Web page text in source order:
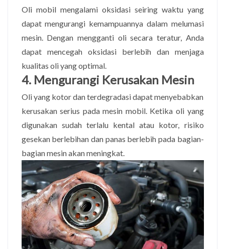
Oli mobil mengalami oksidasi seiring waktu yang
dapat mengurangi kemampuannya dalam melumasi
mesin. Dengan mengganti oli secara teratur, Anda
dapat mencegah oksidasi berlebih dan menjaga
kualitas oli yang optimal.
4. Mengurangi Kerusakan Mesin
Oli yang kotor dan terdegradasi dapat menyebabkan
kerusakan serius pada mesin mobil. Ketika oli yang
digunakan sudah terlalu kental atau kotor, risiko
gesekan berlebihan dan panas berlebih pada bagian-
bagian mesin akan meningkat.